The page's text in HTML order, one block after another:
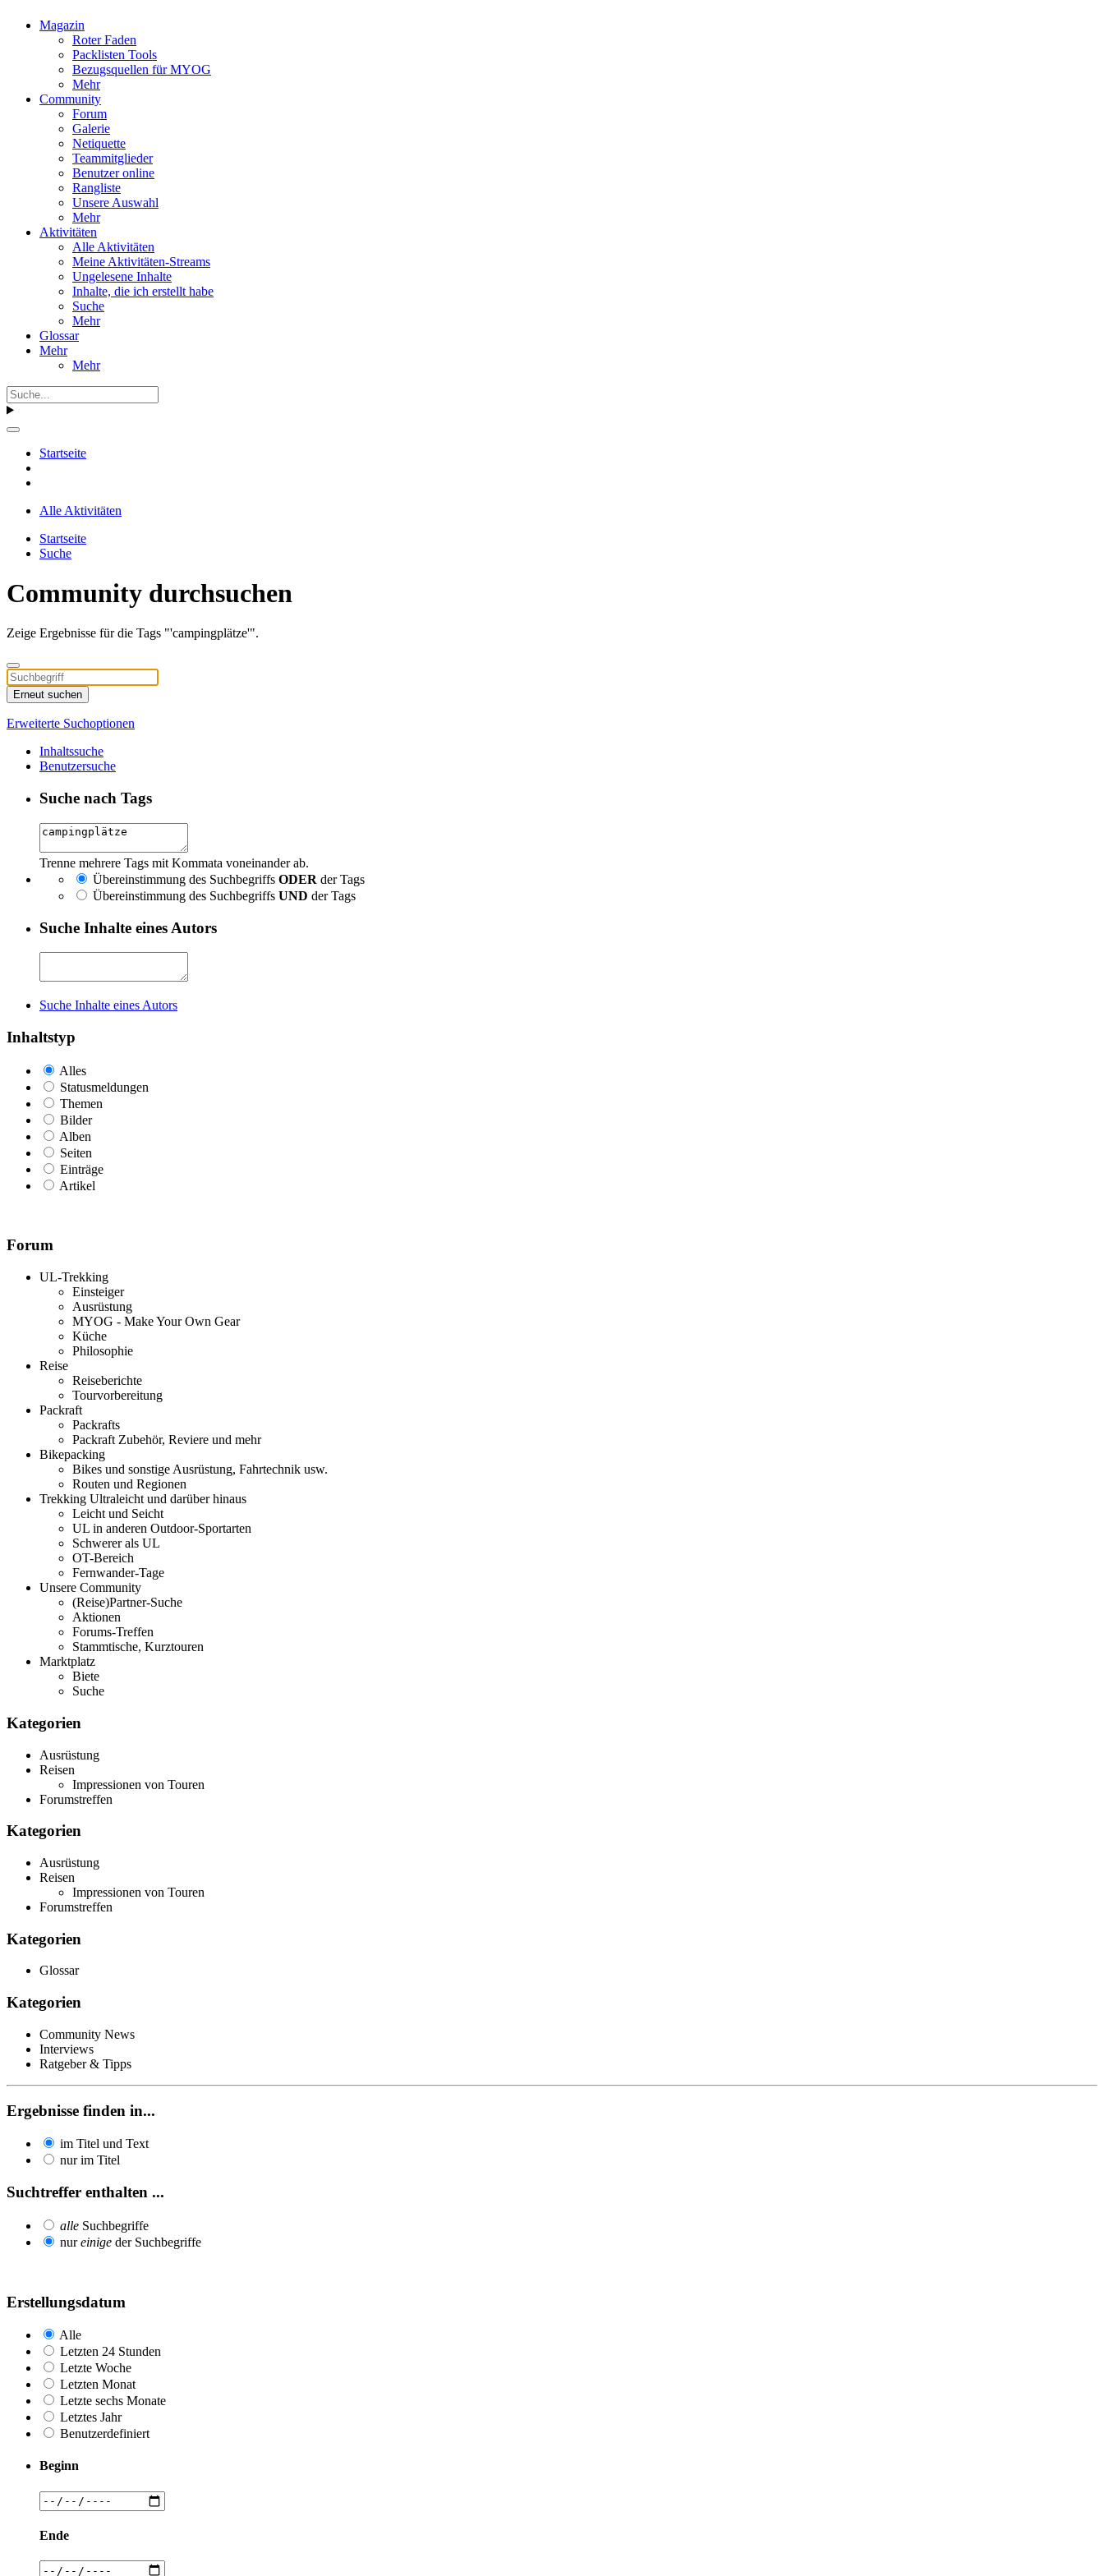
Magazin
Roter Faden
Packlisten Tools
Bezugsquellen für MYOG
Mehr
Community
Forum
Galerie
Netiquette
Teammitglieder
Benutzer online
Rangliste
Unsere Auswahl
Mehr
Aktivitäten
Alle Aktivitäten
Meine Aktivitäten-Streams
Ungelesene Inhalte
Inhalte, die ich erstellt habe
Suche
Mehr
Glossar
Mehr
Mehr
Startseite
Alle Aktivitäten
Startseite
Suche
Community durchsuchen
Zeige Ergebnisse für die Tags "'campingplätze'".
Erneut suchen
Erweiterte Suchoptionen
Inhaltssuche
Benutzersuche
Suche nach Tags
Trenne mehrere Tags mit Kommata voneinander ab.
Übereinstimmung des Suchbegriffs ODER der Tags
Übereinstimmung des Suchbegriffs UND der Tags
Suche Inhalte eines Autors
Suche Inhalte eines Autors
Inhaltstyp
Alles
Statusmeldungen
Themen
Bilder
Alben
Seiten
Einträge
Artikel
Forum
UL-Trekking
Einsteiger
Ausrüstung
MYOG - Make Your Own Gear
Küche
Philosophie
Reise
Reiseberichte
Tourvorbereitung
Packraft
Packrafts
Packraft Zubehör, Reviere und mehr
Bikepacking
Bikes und sonstige Ausrüstung, Fahrtechnik usw.
Routen und Regionen
Trekking Ultraleicht und darüber hinaus
Leicht und Seicht
UL in anderen Outdoor-Sportarten
Schwerer als UL
OT-Bereich
Fernwander-Tage
Unsere Community
(Reise)Partner-Suche
Aktionen
Forums-Treffen
Stammtische, Kurztouren
Marktplatz
Biete
Suche
Kategorien
Ausrüstung
Reisen
Impressionen von Touren
Forumstreffen
Kategorien
Ausrüstung
Reisen
Impressionen von Touren
Forumstreffen
Kategorien
Glossar
Kategorien
Community News
Interviews
Ratgeber & Tipps
Ergebnisse finden in...
im Titel und Text
nur im Titel
Suchtreffer enthalten ...
alle Suchbegriffe
nureinige der Suchbegriffe
Erstellungsdatum
Alle
Letzten 24 Stunden
Letzte Woche
Letzten Monat
Letzte sechs Monate
Letztes Jahr
Benutzerdefiniert
Beginn
Ende